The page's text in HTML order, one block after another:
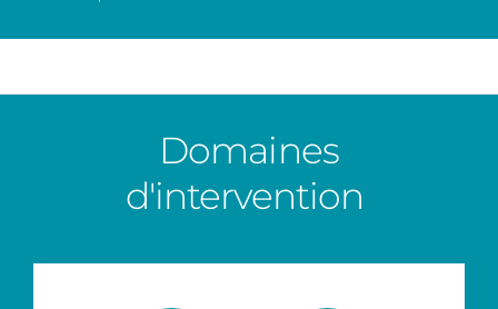
Domaines
d'intervention